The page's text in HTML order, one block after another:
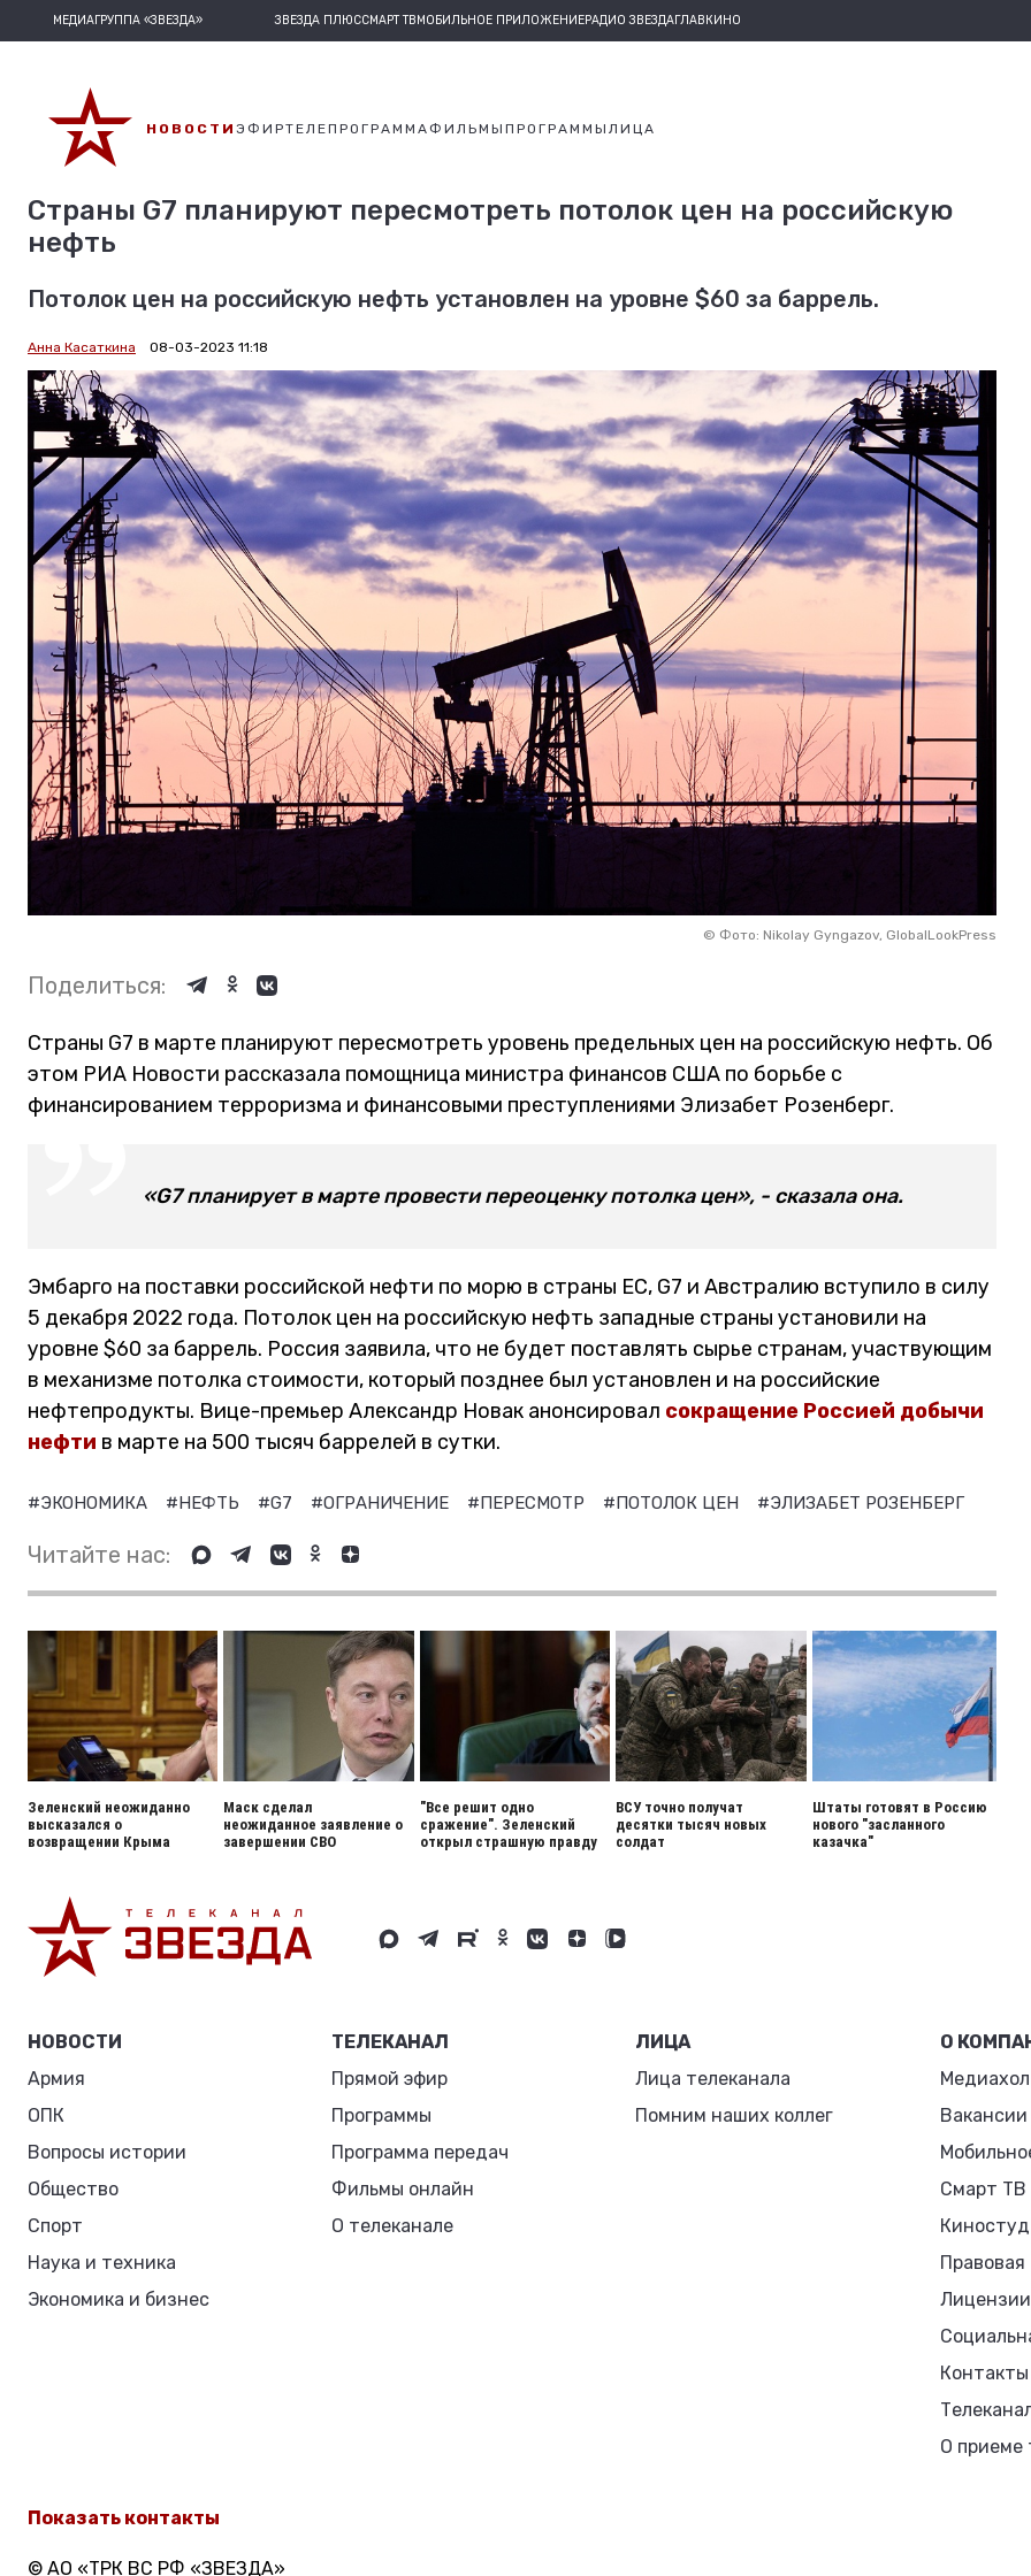
МЕДИАГРУППА «ЗВЕЗДА» ЗВЕЗДА ПЛЮССМАРТ ТВМОБИЛЬНОЕ ПРИЛОЖЕНИЕРАДИО ЗВЕЗДАГЛАВКИНО
НОВОСТИ ЭФИРТЕЛЕПРОГРАММАФИЛЬМЫ ПРОГРАММЫ ЛИЦА
Страны G7 планируют пересмотреть потолок цен на российскую
нефть
Потолок цен на российскую нефть установлен на уровне $60 за баррель.
Анна Касаткина 08-03-2023 11:18
© Фото: Nikolay Gyngazov, GlobalLookPress
Поделиться:
Страны G7 в марте планируют пересмотреть уровень предельных цен на российскую нефть. Об
этом РИА Новости рассказала помощница министра финансов США по борьбе с
финансированием терроризма и финансовыми преступлениями Элизабет Розенберг.
«G7 планирует в марте провести переоценку потолка цен», - сказала она.
Эмбарго на поставки российской нефти по морю в страны ЕС, G7 и Австралию вступило в силу
5 декабря 2022 года. Потолок цен на российскую нефть западные страны установили на
уровне $60 за баррель. Россия заявила, что не будет поставлять сырье странам, участвующим
в механизме потолка стоимости, который позднее был установлен и на российские
нефтепродукты. Вице-премьер Александр Новак анонсировал сокращение Россией добычи
нефти в марте на 500 тысяч баррелей в сутки.
#ЭКОНОМИКА #НЕФТЬ #G7 #ОГРАНИЧЕНИЕ #ПЕРЕСМОТР #ПОТОЛОК ЦЕН #ЭЛИЗАБЕТ РОЗЕНБЕРГ
Читайте нас:
Зеленский неожиданно
высказался о
возвращении Крыма
Маск сделал
неожиданное заявление о
завершении СВО
"Все решит одно
сражение". Зеленский
открыл страшную правду
ВСУ точно получат
десятки тысяч новых
солдат
Штаты готовят в Россию
нового "засланного
казачка"
НОВОСТИ
Армия
ОПК
Вопросы истории
Общество
Спорт
Наука и техника
Экономика и бизнес
ТЕЛЕКАНАЛ
Прямой эфир
Программы
Программа передач
Фильмы онлайн
О телеканале
ЛИЦА
Лица телеканала
Помним наших коллег
О
Вакансии
Смарт ТВ
Лицензии
Контакты
О приеме
Показать контакты
© АО «ТРК ВС РФ «ЗВЕЗДА»